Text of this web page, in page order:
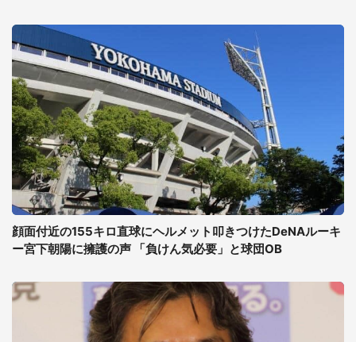
顔面付近の155キロ直球にヘルメット叩きつけたDeNAルーキ
ー宮下朝陽に擁護の声 「負けん気必要」と球団OB